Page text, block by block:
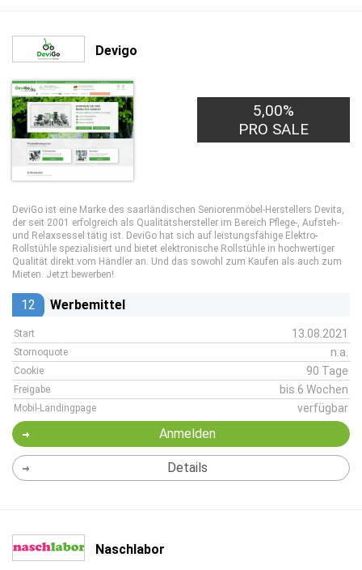
Devigo
5,00%
PRO SALE
DeviGo ist eine Marke des saarländischen Seniorenmöbel-Herstellers Devita,
der seit 2001 erfolgreich als Qualitätshersteller im Bereich Pflege-, Aufsteh-
und Relaxsessel tätig ist. DeviGo hat sich auf leistungsfähige Elektro-
Rollstühle spezialisiert und bietet elektronische Rollstühle in hochwertiger
Qualität direkt vom Händler an. Und das sowohl zum Kaufen als auch zum
Mieten. Jetzt bewerben!
12 Werbemittel
Start 13.08.2021
Stornoquote n.a.
Cookie 90 Tage
Freigabe bis 6 Wochen
Mobil-Landingpage verfügbar
Anmelden
Details
Naschlabor